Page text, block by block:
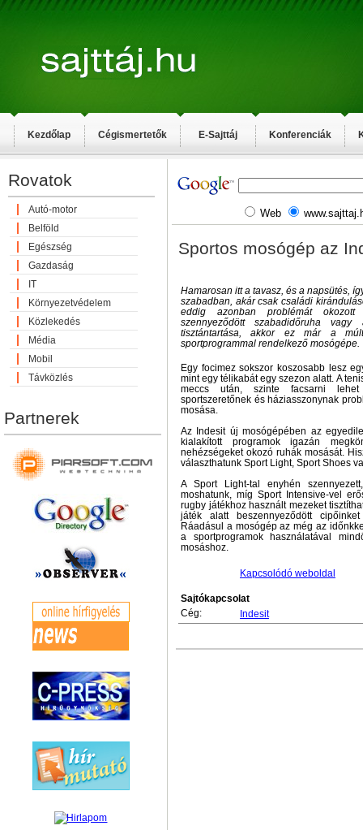
Kezdőlap Cégismertetők E-Sajttáj Konferenciák
Rovatok
Autó-motor
Belföld
Egészség
Gazdaság
IT
Környezetvédelem
Közlekedés
Média
Mobil
Távközlés
Partnerek
Web
Sportos mosógép az
Hamarosan itt a tavasz, és a napsütés,
szabadban, akár csak családi
eddig azonban problémát
szennyeződött szabadidőruha vagy
tisztántartása, akkor ez már a
sportprogrammal rendelkező mosógépe.
Egy focimez sokszor koszosabb lesz
mint egy télikabát egy szezon alatt. A
meccs után, szinte facsarni
sportszeretőnek és háziasszonynak
mosása.
Az Indesit új mosógépében az
kialakított programok igazán
nehézségeket okozó ruhák mosását.
választhatunk Sport Light, Sport Shoes
A Sport Light-tal enyhén
moshatunk, míg Sport Intensive-vel
rugby játékhoz használt mezeket
játék alatt beszennyeződött
Ráadásul a mosógép az még az
a sportprogramok használatával
mosáshoz.
Kapcsolódó weboldal
Sajtókapcsolat
Cég:
Indesit